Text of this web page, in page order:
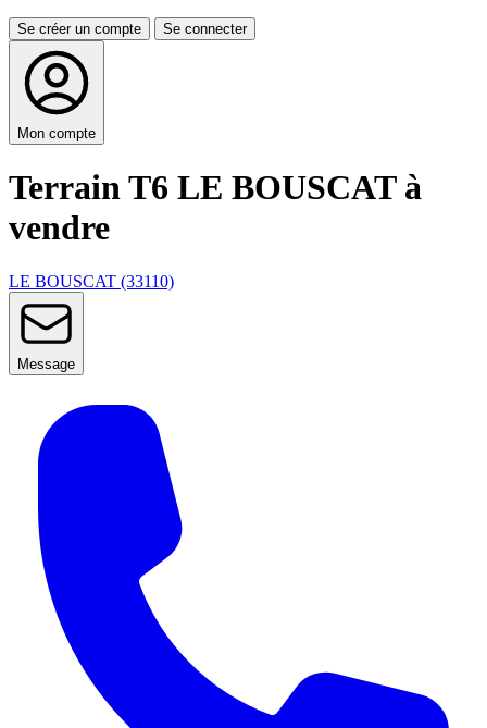
Se créer un compte Se connecter
Mon compte
Terrain T6 LE BOUSCAT à
vendre
LE BOUSCAT (33110)
Message